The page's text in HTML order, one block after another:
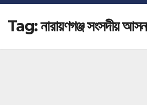
Tag:নারায়ণগঞ্জ সংসদীয় আসন